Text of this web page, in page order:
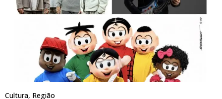
Cultura, Região